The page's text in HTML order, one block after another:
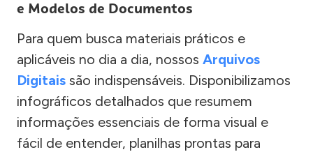
e Modelos de Documentos
Para quem busca materiais práticos e
aplicáveis no dia a dia, nossos Arquivos
Digitais são indispensáveis. Disponibilizamos
infográficos detalhados que resumem
informações essenciais de forma visual e
fácil de entender, planilhas prontas para